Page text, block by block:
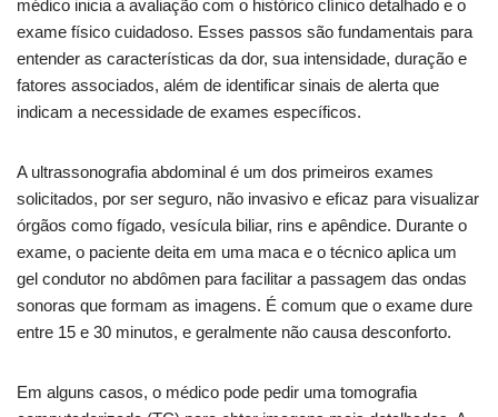
médico inicia a avaliação com o histórico clínico detalhado e o
exame físico cuidadoso. Esses passos são fundamentais para
entender as características da dor, sua intensidade, duração e
fatores associados, além de identificar sinais de alerta que
indicam a necessidade de exames específicos.
A ultrassonografia abdominal é um dos primeiros exames
solicitados, por ser seguro, não invasivo e eficaz para visualizar
órgãos como fígado, vesícula biliar, rins e apêndice. Durante o
exame, o paciente deita em uma maca e o técnico aplica um
gel condutor no abdômen para facilitar a passagem das ondas
sonoras que formam as imagens. É comum que o exame dure
entre 15 e 30 minutos, e geralmente não causa desconforto.
Em alguns casos, o médico pode pedir uma tomografia